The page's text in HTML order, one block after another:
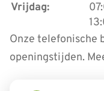
Vrijdag:
Onze telefonische
openingstijden.